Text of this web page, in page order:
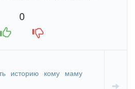
0
историю кому маму